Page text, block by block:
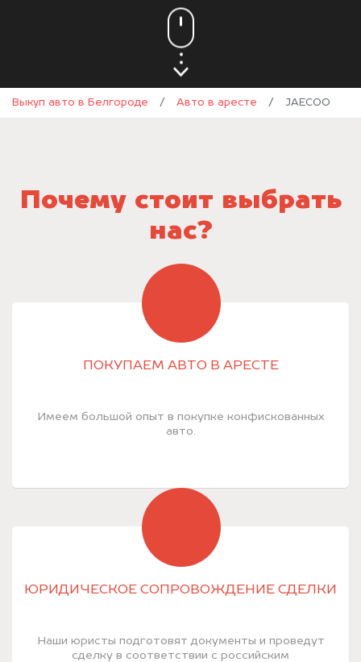
Выкуп авто в Белгороде / Авто в аресте / JAECOO
Почему стоит выбрать
нас?
ПОКУПАЕМ АВТО В АРЕСТЕ
Имеем большой опыт в покупке конфискованных
авто.
ЮРИДИЧЕСКОЕ СОПРОВОЖДЕНИЕ СДЕЛКИ
Наши юристы подготовят документы и проведут
сделку в соответствии с российским